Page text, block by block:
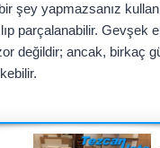
şey yapmazsanız
parçalanabilir. Gevşek
değildir; ancak, birkaç